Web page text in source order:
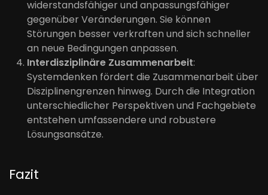
widerstandsfähiger und anpassungsfähiger
gegenüber Veränderungen. Sie können
Störungen besser verkraften und sich schneller
an neue Bedingungen anpassen.
Interdisziplinäre Zusammenarbeit:
Systemdenken fördert die Zusammenarbeit über
Disziplinengrenzen hinweg. Durch die Integration
unterschiedlicher Perspektiven und Fachgebiete
entstehen umfassendere und robustere
Lösungsansätze.
Fazit